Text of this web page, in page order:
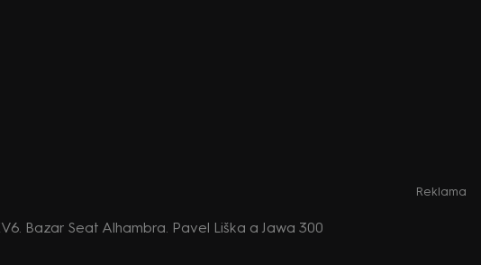
Reklama
Bazar Seat Alhambra. Pavel Liška a Jawa 300